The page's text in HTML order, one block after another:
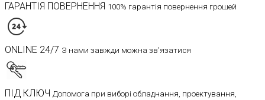
ГАРАНТІЯ ПОВЕРНЕННЯ 100% гарантія повернення грошей
ONLINE 24/7 З нами завжди можна зв'язатися
ПІД КЛЮЧ Допомога при виборі обладнання, проектування,